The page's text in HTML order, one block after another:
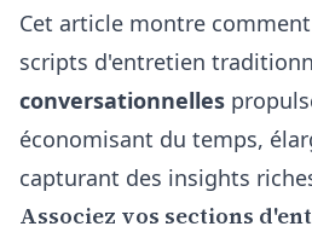
Cet article montre
scripts d'entretien
conversationnelles
économisant du temps,
capturant des insights
Associez vos sections